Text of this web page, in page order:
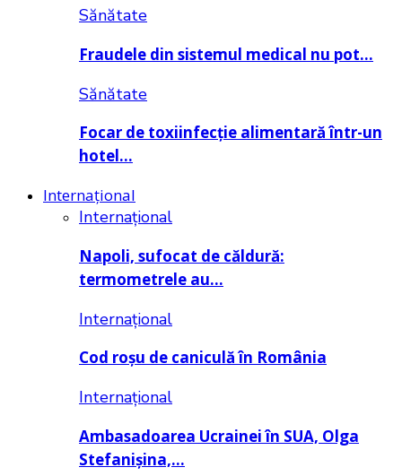
Sănătate
Fraudele din sistemul medical nu pot…
Sănătate
Focar de toxiinfecție alimentară într-un
hotel…
Internațional
Internațional
Napoli, sufocat de căldură:
termometrele au…
Internațional
Cod roșu de caniculă în România
Internațional
Ambasadoarea Ucrainei în SUA, Olga
Stefanișina,…